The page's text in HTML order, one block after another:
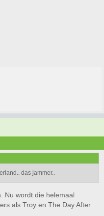
das jammer..
Nu wordt die helemaal
als Troy en The Day After